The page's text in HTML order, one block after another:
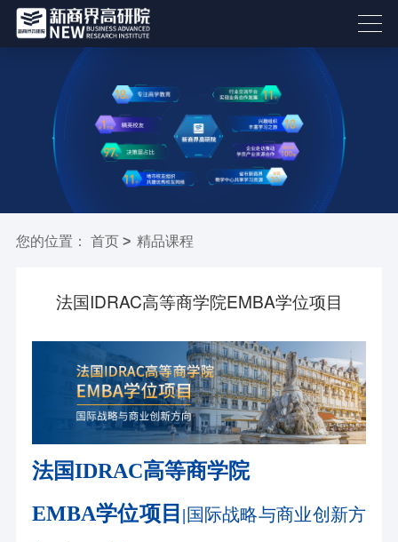
18853186800
您的位置 ： 首页> 精品课程
法国IDRAC高等商学院EMBA学位项目
法国IDRAC高等商学院
EMBA学位项目 | 国际战略与商业创新方